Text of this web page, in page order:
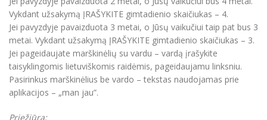
Vykdant užsakymą ĮRAŠYKITE gimtadienio skaičiukas – 4.
Jei pavyzdyje pavaizduota 3 metai, o Jūsų vaikučiui taip pat bus 3
metai. Vykdant užsakymą ĮRAŠYKITE gimtadienio skaičiukas – 3.
Jei pageidaujate marškinėlių su vardu – vardą įrašykite
taisyklingomis lietuviškomis raidėmis, pageidaujamu linksniu.
Pasirinkus marškinėlius be vardo – tekstas naudojamas prie
aplikacijos – „man jau”.
Priežiūra: